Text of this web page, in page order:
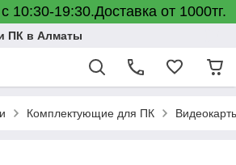
10:30-19:30.Доставка от 1000тг.
ПК в Алматы
Комплектующие для ПК